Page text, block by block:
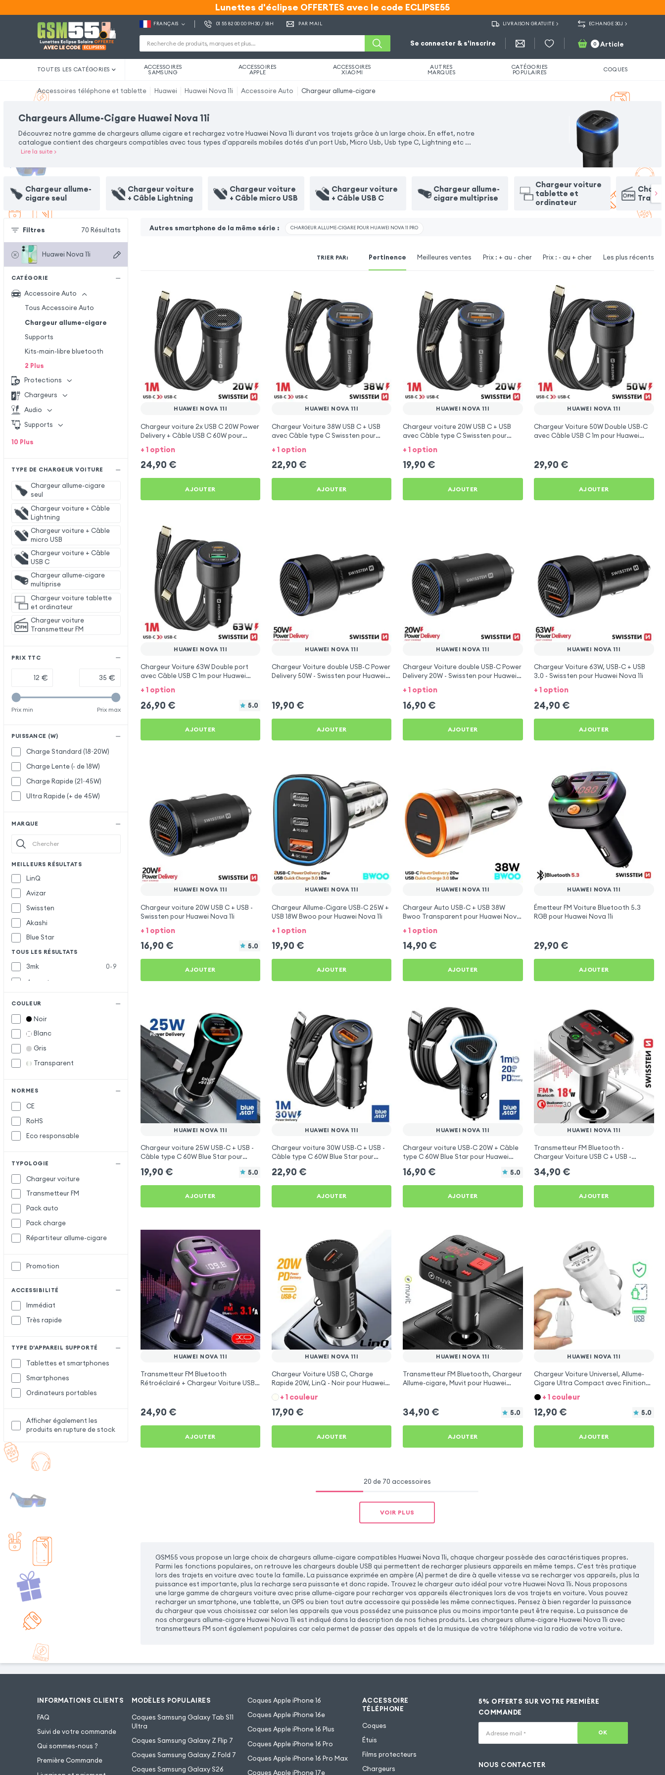
Lunettes d'éclipse OFFERTES avec le code ECLIPSE55
Lunettes d'éclipse OFFERTES avec le code ECLIPSE55
FRANÇAIS 01 55 82 00 00 9H30 / 18H PAR MAIL LIVRAISON GRATUITE ECHANGE 30J
Se connecter & s'inscrire 0 Article
TOUTES LES CATÉGORIES ACCESSOIRES
SAMSUNG
ACCESSOIRES
APPLE
ACCESSOIRES
XIAOMI
AUTRES
MARQUES
CATÉGORIES
POPULAIRES COQUES
Accessoires téléphone et tablette Huawei Huawei Nova 11i Accessoire Auto Chargeur allume-cigare
Chargeurs Allume-Cigare Huawei Nova 11i
Découvrez notre gamme de chargeurs allume cigare et rechargez votre Huawei Nova 11i durant vos trajets grâce à un large choix. En effet, notre
catalogue contient des chargeurs compatibles avec tous types d'appareils mobiles dotés d'un port Usb, Micro Usb, Usb type C, Lightning etc ...
Lire la suite>
Chargeur allume-
cigare seul
Chargeur voiture
+ Câble Lightning
Chargeur voiture
+ Câble micro USB
Chargeur voiture
+ Câble USB C
Chargeur allume-
cigare multiprise
Chargeur voiture
tablette et
ordinateur
Filtres 70 Résultats
Huawei Nova 11i
CATÉGORIE
Accessoire Auto
Tous Accessoire Auto
Chargeur allume-cigare
Supports
Kits-main-libre bluetooth
2 Plus
Protections
Chargeurs
Audio
Supports
10 Plus
TYPE DE CHARGEUR VOITURE
Chargeur allume-cigare
seul
Chargeur voiture + Câble
Lightning
Chargeur voiture + Câble
micro USB
Chargeur voiture + Câble
USB C
Chargeur allume-cigare
multiprise
Chargeur voiture tablette
et ordinateur
Chargeur voiture
Transmetteur FM
PRIX TTC
€ €
Prix min Prix max
PUISSANCE (W)
Charge Standard (18~20W)
Charge Lente (- de 18W)
Charge Rapide (21~45W)
Ultra Rapide (+ de 45W)
MARQUE
MEILLEURS RÉSULTATS
LinQ
Avizar
Swissten
Akashi
Blue Star
TOUS LES RÉSULTATS
3mk
0-9
4smarts
Forcell
Forever
Muvit
M
Samsung
Satechi
Setty
COULEUR
Noir
Blanc
Gris
Transparent
NORMES
CE
RoHS
Eco responsable
TYPOLOGIE
Chargeur voiture
Transmetteur FM
Pack auto
Pack charge
Répartiteur allume-cigare
Promotion
ACCESSIBILITÉ
Immédiat
Très rapide
TYPE D'APPAREIL SUPPORTÉ
Tablettes et smartphones
Smartphones
Ordinateurs portables
Afficher également les
produits en rupture de stock
Autres smartphone de la même série : CHARGEUR ALLUME-CIGARE POUR HUAWEI NOVA 11 PRO
TRIER PAR: Pertinence Meilleures ventes Prix : + au - cher Prix : - au + cher Les plus récents
HUAWEI NOVA 11I
Chargeur voiture 2x USB C 20W Power
Delivery + Câble USB C 60W pour
Huawei Nova 11i
+ 1 option
24,90 €
AJOUTER
HUAWEI NOVA 11I
Chargeur Voiture 38W USB C + USB
avec Câble type C Swissten pour
Huawei Nova 11i
+ 1 option
22,90 €
AJOUTER
HUAWEI NOVA 11I
Chargeur voiture 20W USB C + USB
avec Câble type C Swissten pour
Huawei Nova 11i
+ 1 option
19,90 €
AJOUTER
HUAWEI NOVA 11I
Chargeur Voiture 50W Double USB-C
avec Câble USB C 1m pour Huawei
29,90 €
AJOUTER
HUAWEI NOVA 11I
Chargeur Voiture 63W Double port
avec Câble USB C 1m pour Huawei
Nova 11i
+ 1 option
26,90 € 5.0
AJOUTER
HUAWEI NOVA 11I
Chargeur Voiture double USB-C Power
Delivery 50W - Swissten pour Huawei
19,90 €
AJOUTER
HUAWEI NOVA 11I
Chargeur Voiture double USB-C Power
Delivery 20W - Swissten pour Huawei
Nova 11i
+ 1 option
16,90 €
AJOUTER
HUAWEI NOVA 11I
Chargeur Voiture 63W, USB-C + USB
3.0 - Swissten pour Huawei Nova 11i
+ 1 option
24,90 €
AJOUTER
HUAWEI NOVA 11I
Chargeur voiture 20W USB C + USB -
Swissten pour Huawei Nova 11i
+ 1 option
16,90 € 5.0
AJOUTER
HUAWEI NOVA 11I
Chargeur Allume-Cigare USB-C 25W +
USB 18W Bwoo pour Huawei Nova 11i
+ 1 option
19,90 €
AJOUTER
HUAWEI NOVA 11I
Chargeur Auto USB-C + USB 38W
Bwoo Transparent pour Huawei Nova
+ 1 option
14,90 €
AJOUTER
HUAWEI NOVA 11I
Émetteur FM Voiture Bluetooth 5.3
RGB pour Huawei Nova 11i
29,90 €
AJOUTER
HUAWEI NOVA 11I
Chargeur voiture 25W USB-C + USB -
Câble type C 60W Blue Star pour
19,90 € 5.0
AJOUTER
HUAWEI NOVA 11I
Chargeur voiture 30W USB-C + USB -
Câble type C 60W Blue Star pour
22,90 €
AJOUTER
HUAWEI NOVA 11I
Chargeur voiture USB-C 20W + Câble
type C 60W Blue Star pour Huawei
16,90 € 5.0
AJOUTER
HUAWEI NOVA 11I
Transmetteur FM Bluetooth -
Chargeur Voiture USB C + USB -
34,90 €
AJOUTER
HUAWEI NOVA 11I
Transmetteur FM Bluetooth
Rétroéclairé + Chargeur Voiture USB
24,90 €
AJOUTER
HUAWEI NOVA 11I
Chargeur Voiture USB C, Charge
Rapide 20W, LinQ - Noir pour Huawei
Nova 11i
+ 1 couleur
17,90 €
AJOUTER
HUAWEI NOVA 11I
Transmetteur FM Bluetooth, Chargeur
Allume-cigare, Muvit pour Huawei
34,90 € 5.0
AJOUTER
HUAWEI NOVA 11I
Chargeur Voiture Universel, Allume-
Cigare Ultra Compact avec Finition
Métallisée - Blanc
+ 1 couleur
12,90 € 5.0
AJOUTER
20 de 70 accessoires
VOIR PLUS
GSM55 vous propose un large choix de chargeurs allume-cigare compatibles Huawei Nova 11i, chaque chargeur possède des caractéristiques propres.
Parmi les fonctions populaires, on retrouve les chargeurs double USB qui permettent de recharger plusieurs appareils en même temps. C'est très pratique
lors des trajets en voiture avec toute la famille. La puissance exprimée en ampère (A) permet de dire à quelle vitesse va se recharger vos appareils, plus la
puissance est importante, plus la recharge sera puissante et donc rapide. Trouvez le chargeur auto idéal pour votre Huawei Nova 11i. Nous proposons
une large gamme de chargeurs voiture avec prise allume-cigare pour recharger vos appareils électroniques lors de vos trajets en voiture. Vous pouvez
recharger un smartphone, une tablette, un GPS ou bien tout autre accessoire qui possède les même connectiques. Pensez à bien regarder la puissance
du chargeur que vous choisissez car selon les appareils que vous possédez une puissance plus ou moins importante peut être requise. La puissance de
nos chargeurs allume-cigare Huawei Nova 11i est indiqué dans la description de nos fiches produits. Les chargeurs allume-cigare Huawei Nova 11i avec
transmetteurs FM sont également populaires car cela permet de passer des appels et de la musique de votre téléphone via la radio de votre voiture.
INFORMATIONS CLIENTS
FAQ
Suivi de votre commande
Qui sommes-nous ?
Première Commande
MODÈLES POPULAIRES
Coques Samsung Galaxy Tab S11
Ultra
Coques Samsung Galaxy Z Flip 7
Coques Samsung Galaxy Z Fold 7
Coques Samsung Galaxy S26
Coques Apple iPhone 16
Coques Apple iPhone 16e
Coques Apple iPhone 16 Plus
Coques Apple iPhone 16 Pro
Coques Apple iPhone 16 Pro Max
Coques Apple iPhone 17e
ACCESSOIRE
TÉLÉPHONE
Coques
Étuis
Films protecteurs
Chargeurs
5% OFFERTS SUR VOTRE PREMIÈRE
COMMANDE
Adresse mail * OK
NOUS CONTACTER